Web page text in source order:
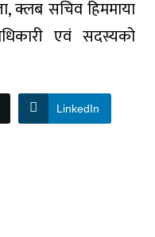
,क्लब सचिवहिममाया
एवं सदस्यको
LinkedIn